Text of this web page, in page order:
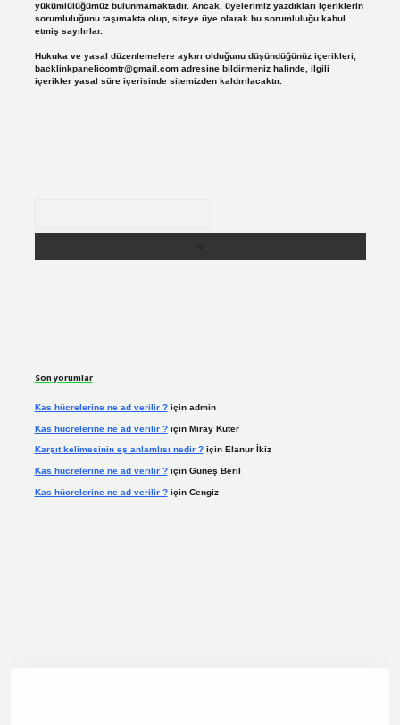
yükümlülüğümüz bulunmamaktadır. Ancak, üyelerimiz yazdıkları içeriklerin
sorumluluğunu taşımakta olup, siteye üye olarak bu sorumluluğu kabul
etmiş sayılırlar.
Hukuka ve yasal düzenlemelere aykırı olduğunu düşündüğünüz içerikleri,
backlinkpanelicomtr@gmail.comadresine bildirmeniz halinde, ilgili
içerikler yasal süre içerisinde sitemizden kaldırılacaktır.
Son yorumlar
Kas hücrelerine ne ad verilir ?için admin
Kas hücrelerine ne ad verilir ?için Miray Kuter
Karşıt kelimesinin eş anlamlısı nedir ?için Elanur İkiz
Kas hücrelerine ne ad verilir ?için Güneş Beril
Kas hücrelerine ne ad verilir ?için Cengiz